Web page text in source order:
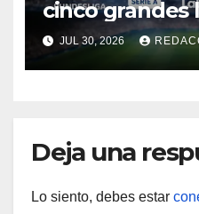
cinco grandes
JUL 30, 2026
Deja una
Lo siento, debes estar